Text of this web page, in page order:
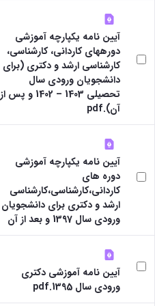
آموزشی
مدیر
تحصیلات
تکمیلی
مدیر
خدمات
آموزشی
مدیر
آموزش‌های
آزاد،
کاربردی
و
الکترونیکی
مدیر
دفتر
هدایت
استعدادهای
درخشان
کارکنان
حمایت
های
تحصیلی
تحصیل
در
دانشگاه
D8
مقاطع
تحصیلی
کارشناسی
تحصیلات
تکمیلی
دانشکده
ها
دانشکده
فنی
و
دانشکده
کشاورزی
دانشکده
شیمی
آموزشی
مرکز
آموزش
های
آزاد
و
الکترونیکی
گروه
هدایت
استعدادهای
درخشان
شوراها
و
کارگروه
کمیته
ترفیع
آموزش
زبان
فارسی
آیین نامه یکپارچه آموزشی
دورههای کاردانی، کارشناسی،
کارشناسی ارشد و دکتری (برای
دانشجویان ورودی سال
تحصیلی 1403 – 1402 و پس از
آن).pdf
آیین نامه یکپارچه آموزشی
دوره های
کاردانی،کارشناسی،کارشناسی
ارشد و دکتری برای دانشجویان
ورودی سال 1397 و بعد از آن
آیین نامه آموزشی دکتری
ورودی سال 1395.pdf